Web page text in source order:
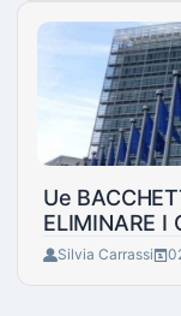
Ue
ELIMINARE I
Silvia Carrassi